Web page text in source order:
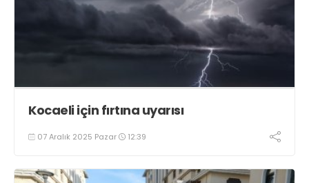
Kocaeli için fırtına uyarısı
07 Aralık 2025 Pazar 12:39